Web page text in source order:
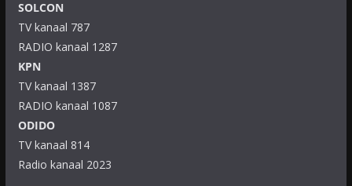
SOLCON
TV kanaal 787
RADIO kanaal 1287
KPN
TV kanaal 1387
RADIO kanaal 1087
ODIDO
TV kanaal 814
Radio kanaal 2023